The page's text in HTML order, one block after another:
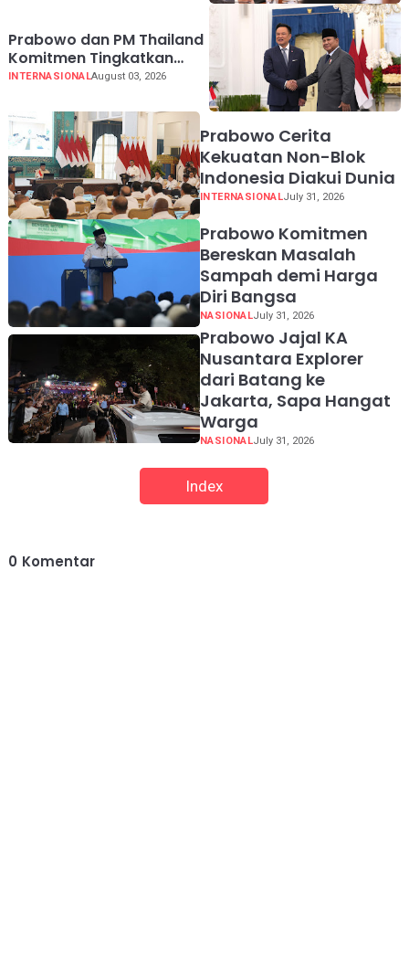
Prabowo dan PM Thailand
Komitmen Tingkatkan
Perdagangan hingga USD
INTERNASIONALAugust 03, 2026
Prabowo Cerita
Kekuatan Non-Blok
Indonesia Diakui Dunia
INTERNASIONALJuly 31, 2026
Prabowo Komitmen
Bereskan Masalah
Sampah demi Harga
Diri Bangsa
NASIONALJuly 31, 2026
Prabowo Jajal KA
Nusantara Explorer
dari Batang ke
Jakarta, Sapa Hangat
Warga
NASIONALJuly 31, 2026
Index
0 Komentar